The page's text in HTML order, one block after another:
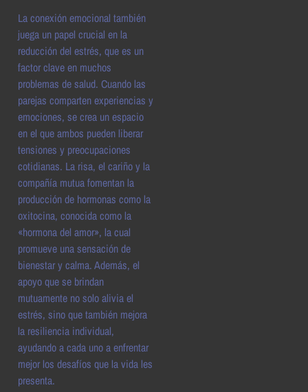
La conexión emocional también
juega un papel crucial en la
reducción del estrés, que es un
factor clave en muchos
problemas de salud. Cuando las
parejas comparten experiencias y
emociones, se crea un espacio
en el que ambos pueden liberar
tensiones y preocupaciones
cotidianas. La risa, el cariño y la
compañía mutua fomentan la
producción de hormonas como la
oxitocina, conocida como la
«hormona del amor», la cual
promueve una sensación de
bienestar y calma. Además, el
apoyo que se brindan
mutuamente no solo alivia el
estrés, sino que también mejora
la resiliencia individual,
ayudando a cada uno a enfrentar
mejor los desafíos que la vida les
presenta.